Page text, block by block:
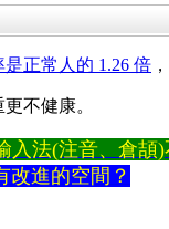
正常人的 1.26 倍
不健康。
入法(注音、倉
改進的空間？